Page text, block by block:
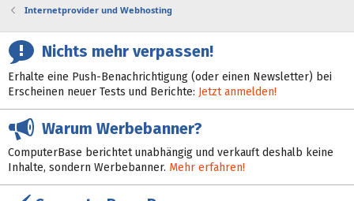
Internetprovider und Webhosting
Nichts mehr verpassen!
Erhalte eine Push-Benachrichtigung (oder einen Newsletter) bei
Erscheinen neuer Tests und Berichte: Jetzt anmelden!
Warum Werbebanner?
ComputerBase berichtet unabhängig und verkauft deshalb keine
Inhalte, sondern Werbebanner. Mehr erfahren!